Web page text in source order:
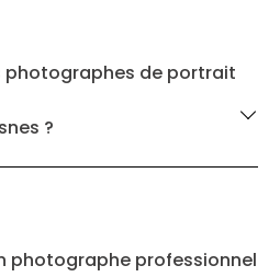
photographes de portrait
?
photographe professionnel